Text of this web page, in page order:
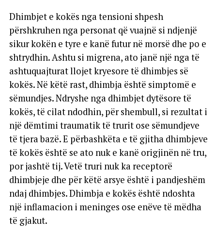
Dhimbjet e kokës nga tensioni shpesh
përshkruhen nga personat që vuajnë si ndjenjë
sikur kokën e tyre e kanë futur në morsë dhe po e
shtrydhin. Ashtu si migrena, ato janë një nga të
ashtuquajturat llojet kryesore të dhimbjes së
kokës. Në këtë rast, dhimbja është simptomë e
sëmundjes. Ndryshe nga dhimbjet dytësore të
kokës, të cilat ndodhin, për shembull, si rezultat i
një dëmtimi traumatik të trurit ose sëmundjeve
të tjera bazë. E përbashkëta e të gjitha dhimbjeve
të kokës është se ato nuk e kanë origjinën në tru,
por jashtë tij. Vetë truri nuk ka receptorë
dhimbjeje dhe për këtë arsye është i pandjeshëm
ndaj dhimbjes. Dhimbja e kokës është ndoshta
një inflamacion i meninges ose enëve të mëdha
të gjakut.